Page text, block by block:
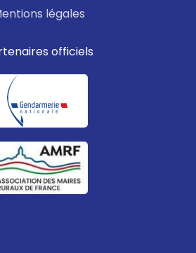
légales
officiels